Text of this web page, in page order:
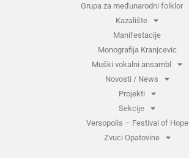
Grupa za međunarodni folklor
Kazalište
Manifestacije
Monografija Kranjcevic
Muški vokalni ansambl
Novosti / News
Projekti
Sekcije
Versopolis – Festival of Hope
Zvuci Opatovine